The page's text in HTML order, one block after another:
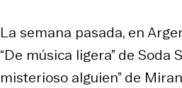
La semana pasada, en
“De música ligera” de Soda
misterioso alguien” de